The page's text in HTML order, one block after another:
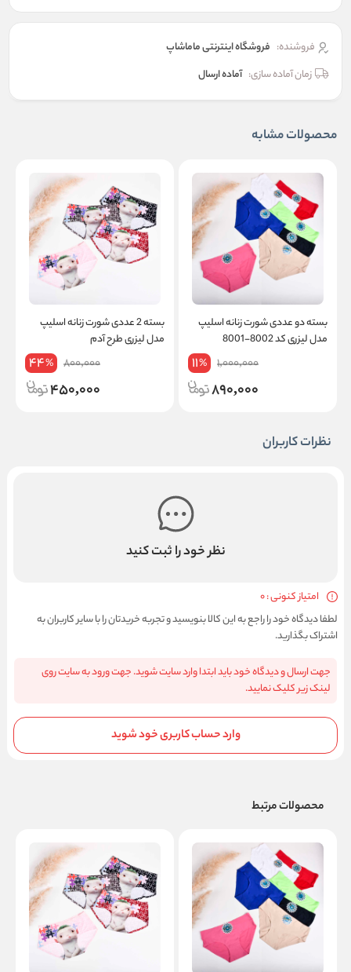
فروشنده: فروشگاه اینترنتی ماماشاپ
زمان آماده سازی: آماده ارسال
محصولات مشابه
بسته دو عددی شورت زنانه اسلیپ
مدل لیزری کد 8002-8001
1,000,000
11%
890,000
بسته 2 عددی شورت زنانه اسلیپ
مدل لیزری طرح آدم
800,000
44%
450,000
نظرات کاربران
نظر خود را ثبت کنید
امتیاز کنونی : 0
لطفا دیدگاه خود را راجع به این کالا بنویسید و تجربه خریدتان را با سایر کاربران به
اشتراک بگذارید.
جهت ارسال و دیدگاه خود باید ابتدا وارد سایت شوید. جهت ورود به سایت روی
لینک زیر کلیک نمایید.
وارد حساب کاربری خود شوید
محصولات مرتبط